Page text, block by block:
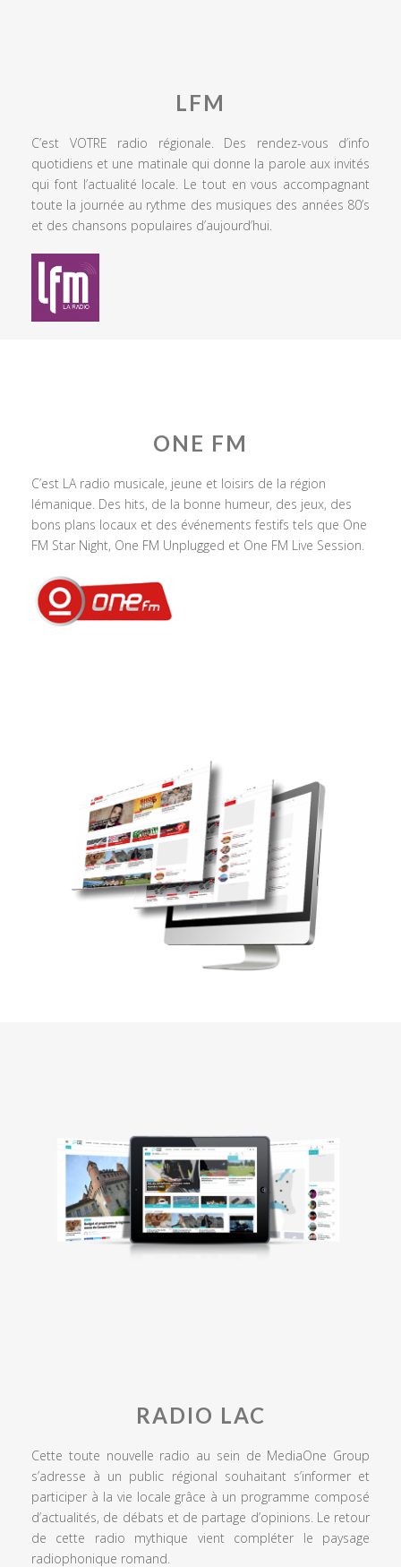
LFM
C’est VOTRE radio régionale. Des rendez-vous d’info
quotidiens et une matinale qui donne la parole aux invités
qui font l’actualité locale. Le tout en vous accompagnant
toute la journée au rythme des musiques des années 80’s
et des chansons populaires d’aujourd’hui.
ONE FM
C’est LA radio musicale, jeune et loisirs de la région
lémanique. Des hits, de la bonne humeur, des jeux, des
bons plans locaux et des événements festifs tels que One
FM Star Night, One FM Unplugged et One FM Live Session.
RADIO LAC
Cette toute nouvelle radio au sein de MediaOne Group
s’adresse à un public régional souhaitant s’informer et
participer à la vie locale grâce à un programme composé
d’actualités, de débats et de partage d’opinions. Le retour
de cette radio mythique vient compléter le paysage
radiophonique romand.